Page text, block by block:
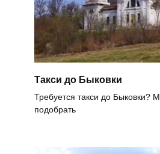
Такси до Быковки
Требуется такси до Быковки?
подобрать